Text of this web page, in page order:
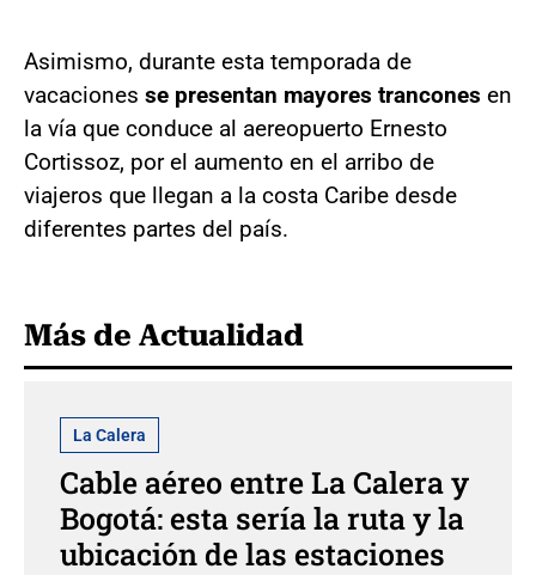
Asimismo, durante esta temporada de
vacaciones se presentan mayores trancones en
la vía que conduce al aereopuerto Ernesto
Cortissoz, por el aumento en el arribo de
viajeros que llegan a la costa Caribe desde
diferentes partes del país.
Más de Actualidad
La Calera
Cable aéreo entre La Calera y
Bogotá: esta sería la ruta y la
ubicación de las estaciones